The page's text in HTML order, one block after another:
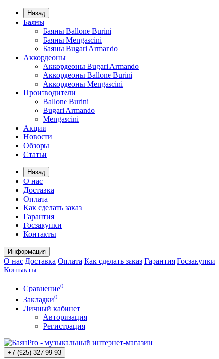
Назад
Баяны
Баяны Ballone Burini
Баяны Mengascini
Баяны Bugari Armando
Аккордеоны
Аккордеоны Bugari Armando
Аккордеоны Ballone Burini
Аккордеоны Mengascini
Производители
Ballone Burini
Bugari Armando
Mengascini
Акции
Новости
Обзоры
Статьи
Назад
О нас
Доставка
Оплата
Как сделать заказ
Гарантия
Госзакупки
Контакты
Информация
О нас Доставка Оплата Как сделать заказ Гарантия Госзакупки
Контакты
Сравнение0
Закладки0
Личный кабинет
Авторизация
Регистрация
+7 (925) 327-99-93